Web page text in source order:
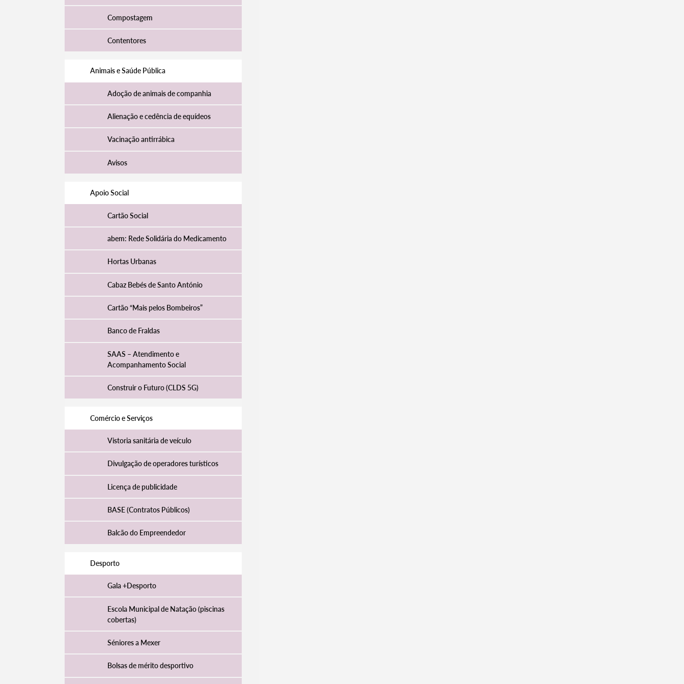
Filtros
Compostagem
Contentores
Animais e Saúde Pública
Adoção de animais de companhia
Alienação e cedência de equídeos
Vacinação antirrábica
Avisos
Apoio Social
Cartão Social
abem: Rede Solidária do Medicamento
Hortas Urbanas
Cabaz Bebés de Santo António
Cartão “Mais pelos Bombeiros”
Banco de Fraldas
SAAS – Atendimento e
Acompanhamento Social
Construir o Futuro (CLDS 5G)
Comércio e Serviços
Vistoria sanitária de veículo
Divulgação de operadores turísticos
Licença de publicidade
BASE (Contratos Públicos)
Balcão do Empreendedor
Desporto
Gala +Desporto
Escola Municipal de Natação (piscinas
cobertas)
Séniores a Mexer
Bolsas de mérito desportivo